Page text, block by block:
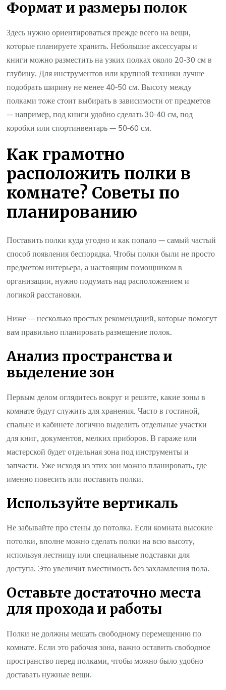
Формат и размеры полок
Здесь нужно ориентироваться прежде всего на вещи,
которые планируете хранить. Небольшие аксессуары и
книги можно разместить на узких полках около 20-30 см в
глубину. Для инструментов или крупной техники лучше
подобрать ширину не менее 40-50 см. Высоту между
полками тоже стоит выбирать в зависимости от предметов
— например, под книги удобно сделать 30-40 см, под
коробки или спортинвентарь — 50-60 см.
Как грамотно
расположить полки в
комнате? Советы по
планированию
Поставить полки куда угодно и как попало — самый частый
способ появления беспорядка. Чтобы полки были не просто
предметом интерьера, а настоящим помощником в
организации, нужно подумать над расположением и
логикой расстановки.
Ниже — несколько простых рекомендаций, которые помогут
вам правильно планировать размещение полок.
Анализ пространства и
выделение зон
Первым делом оглядитесь вокруг и решите, какие зоны в
комнате будут служить для хранения. Часто в гостиной,
спальне и кабинете логично выделить отдельные участки
для книг, документов, мелких приборов. В гараже или
мастерской будет отдельная зона под инструменты и
запчасти. Уже исходя из этих зон можно планировать, где
именно повесить или поставить полки.
Используйте вертикаль
Не забывайте про стены до потолка. Если комната высокие
потолки, вполне можно сделать полки на всю высоту,
используя лестницу или специальные подставки для
доступа. Это увеличит вместимость без захламления пола.
Оставьте достаточно места
для прохода и работы
Полки не должны мешать свободному перемещению по
комнате. Если это рабочая зона, важно оставить свободное
пространство перед полками, чтобы можно было удобно
доставать нужные вещи.